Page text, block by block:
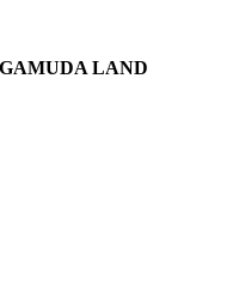
GAMUDA LAND